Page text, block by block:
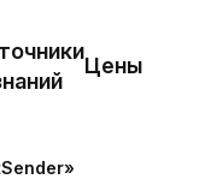
Цены